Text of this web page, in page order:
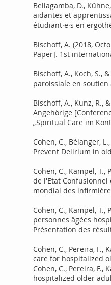
Bellagamba, D.,
aidantes et
étudiant·e·s en
Bischoff, A. (2018,
Paper]. 1st
Bischoff, A., Koch, S.,
paroissiale en
Bischoff, A., Kunz, R.,
Angehörige
„Spiritual Care im
Cohen, C., Bélanger,
Prevent Delirium in
Cohen, C., Kampel,
de l'Etat
mondial des
Cohen, C., Kampel,
personnes âgées
Présentation des
Cohen, C., Pereira,
care for hospitalized
Cohen, C., Pereira,
hospitalized older